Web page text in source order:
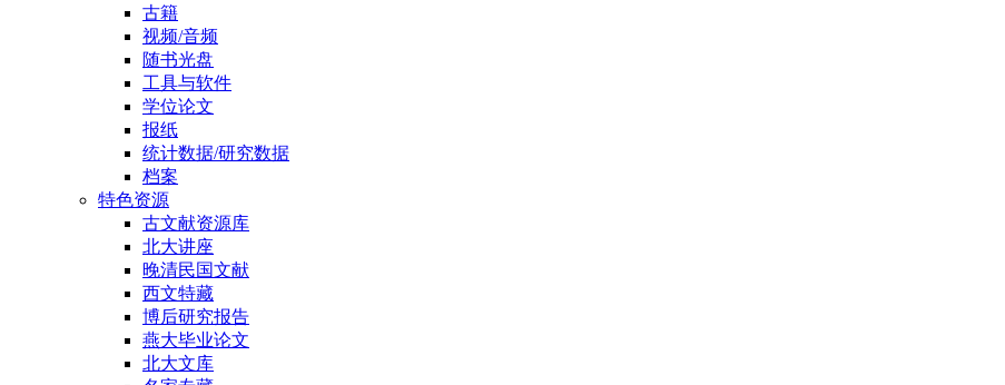
古籍
视频/音频
随书光盘
工具与软件
学位论文
报纸
统计数据/研究数据
档案
特色资源
古文献资源库
北大讲座
晚清民国文献
西文特藏
博后研究报告
燕大毕业论文
北大文库